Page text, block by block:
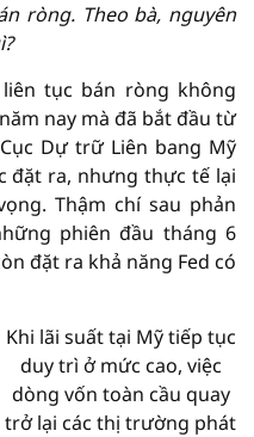
ròng. Theo bà, nguyên
tục bán ròng không
nay mà đã bắt đầu từ
Dự trữ Liên bang Mỹ
đặt ra, nhưng thực tế lại
Thậm chí sau phản
phiên đầu tháng 6
đặt ra khả năng Fed có
Khi lãi suất tại Mỹ tiếp tục
duy trì ở mức cao, việc
dòng vốn toàn cầu quay
trở lại các thị trường phát